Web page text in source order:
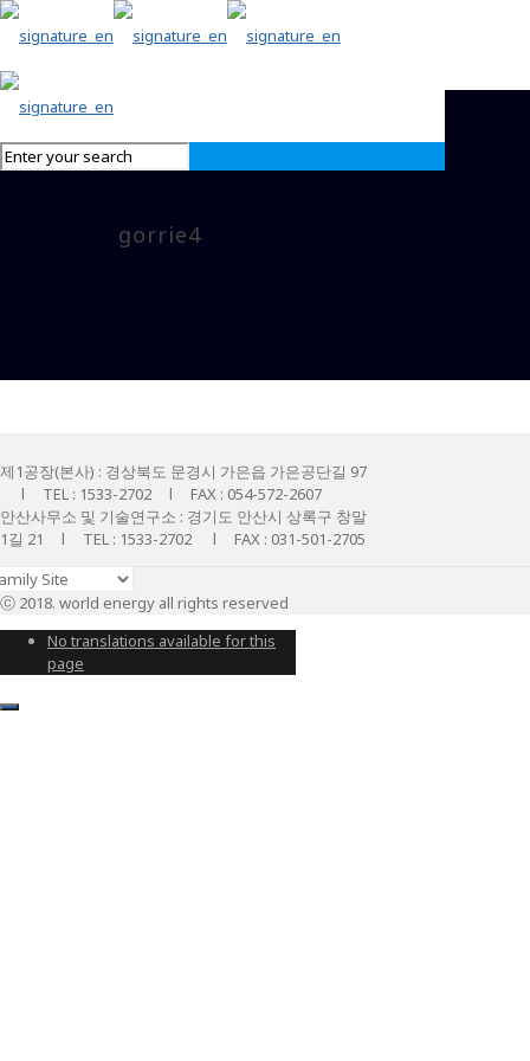
gorrie4
제1공장(본사) : 경상북도 문경시 가은읍 가은공단길 97
l TEL : 1533-2702 l FAX : 054-572-2607
안산사무소 및 기술연구소 : 경기도 안산시 상록구 창말
1길 21 l TEL : 1533-2702 l FAX : 031-501-2705
ⓒ 2018. world energy all rights reserved
No translations available for this
page